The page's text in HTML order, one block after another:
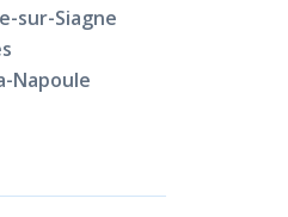
sur-Siagne
Napoule